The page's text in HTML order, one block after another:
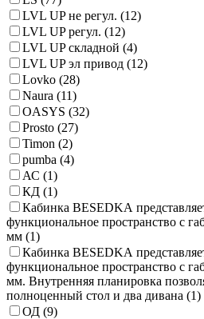
LVL UP не регул. (12)
LVL UP регул. (12)
LVL UP складной (4)
LVL UP эл привод (12)
Lovko (28)
Naura (11)
OASYS (32)
Prosto (27)
Timon (2)
pumba (4)
АС (1)
КД (1)
Кабинка BESEDKА
функциональное пространство с
мм (1)
Кабинка BESEDKА
функциональное пространство с
мм. Внутренняя планировка
полноценный стол и два дивана (1)
ОД (9)